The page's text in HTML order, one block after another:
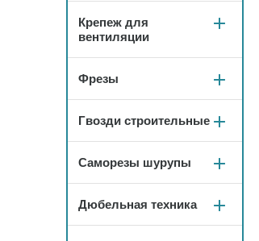
Крепеж для
вентиляции
Фрезы
Гвозди строительные
Саморезы шурупы
Дюбельная техника